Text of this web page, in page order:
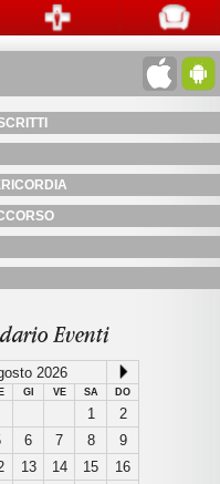
Eventi
2026
GI VE SA DO
1
2
6 7 8
9
13 14 15
16